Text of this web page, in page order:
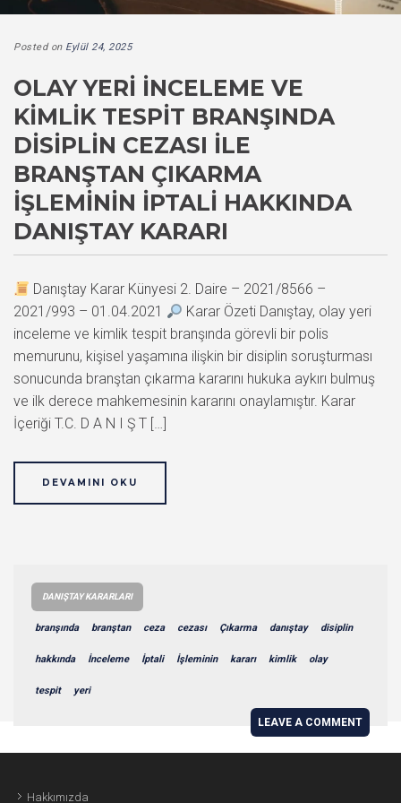
Posted on Eylül 24, 2025
OLAY YERI İNCELEME VE
KIMLIK TESPIT BRANŞINDA
DISIPLIN CEZASI ILE
BRANŞTAN ÇIKARMA
İŞLEMININ İPTALI HAKKINDA
DANIŞTAY KARARI
Danıştay Karar Künyesi 2. Daire – 2021/8566 –
2021/993 – 01.04.2021
Karar Özeti Danıştay, olay yeri
inceleme ve kimlik tespit branşında görevli bir polis
memurunu, kişisel yaşamına ilişkin bir disiplin soruşturması
sonucunda branştan çıkarma kararını hukuka aykırı bulmuş
ve ilk derece mahkemesinin kararını onaylamıştır. Karar
İçeriği T.C. D A N I Ş T […]
DEVAMINI OKU
DANIŞTAY KARARLARI
branşında branştan ceza cezası Çıkarma danıştay disiplin
hakkında İnceleme İptali İşleminin kararı kimlik olay
tespit yeri
LEAVE A COMMENT
Hakkımızda